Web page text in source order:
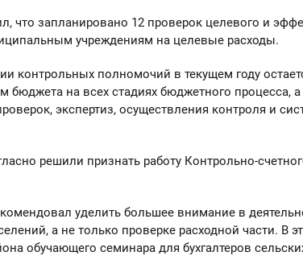
что запланировано 12 проверок целевого и
учреждениям на целевые расходы.
контрольных полномочий в текущем году
на всех стадиях бюджетного процесса,
экспертиз, осуществления контроля и
решили признать работу Контрольно-
уделить большее внимание в
а не только проверке расходной части. В
обучающего семинара для бухгалтеров